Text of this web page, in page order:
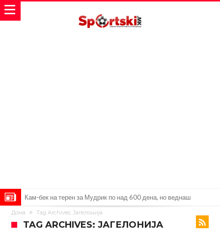
Кам-бек на терен за Мудрик по над 600 дена, но веднаш
заМИнува на позајмица!?
Џејк Пол започнува голем напад на УФЦ
Прекините за хидрација станаа бизнис: ФИФА не планира да ги
Дома Tag Archives: Јагелонија
TAG ARCHIVES: ЈАГЕЛОНИЈА